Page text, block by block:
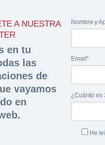
A NUESTRA
en tu
las
de
vayamos
en
Nombre y
Email*
¿Cuánto es
He
la
formulario y recibirá
descargar la
Apellidos*
Oferta
Apellidos*
bienes muebles